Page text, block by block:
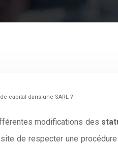
capital dans une SARL ?
modifications des
de respecter une